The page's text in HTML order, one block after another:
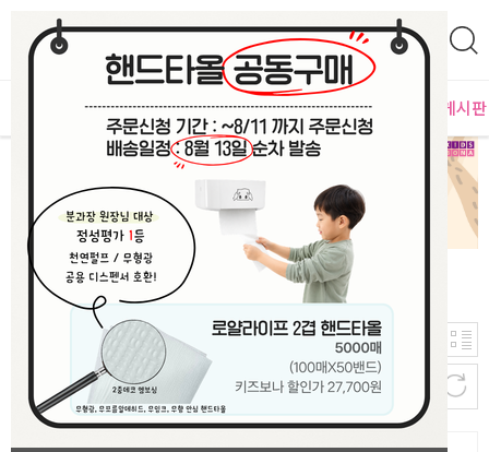
PLAYLAB NEW BEST 입점사별 이벤트 게시판
역할놀이
신규등록순